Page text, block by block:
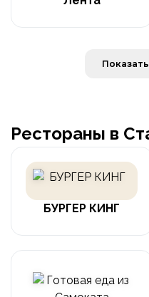
Рестораны в
БУРГЕР КИНГ